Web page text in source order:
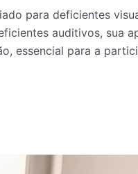
para deficientes
auditivos, sua
essencial para a